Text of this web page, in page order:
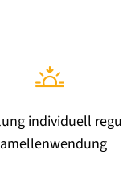
individuell